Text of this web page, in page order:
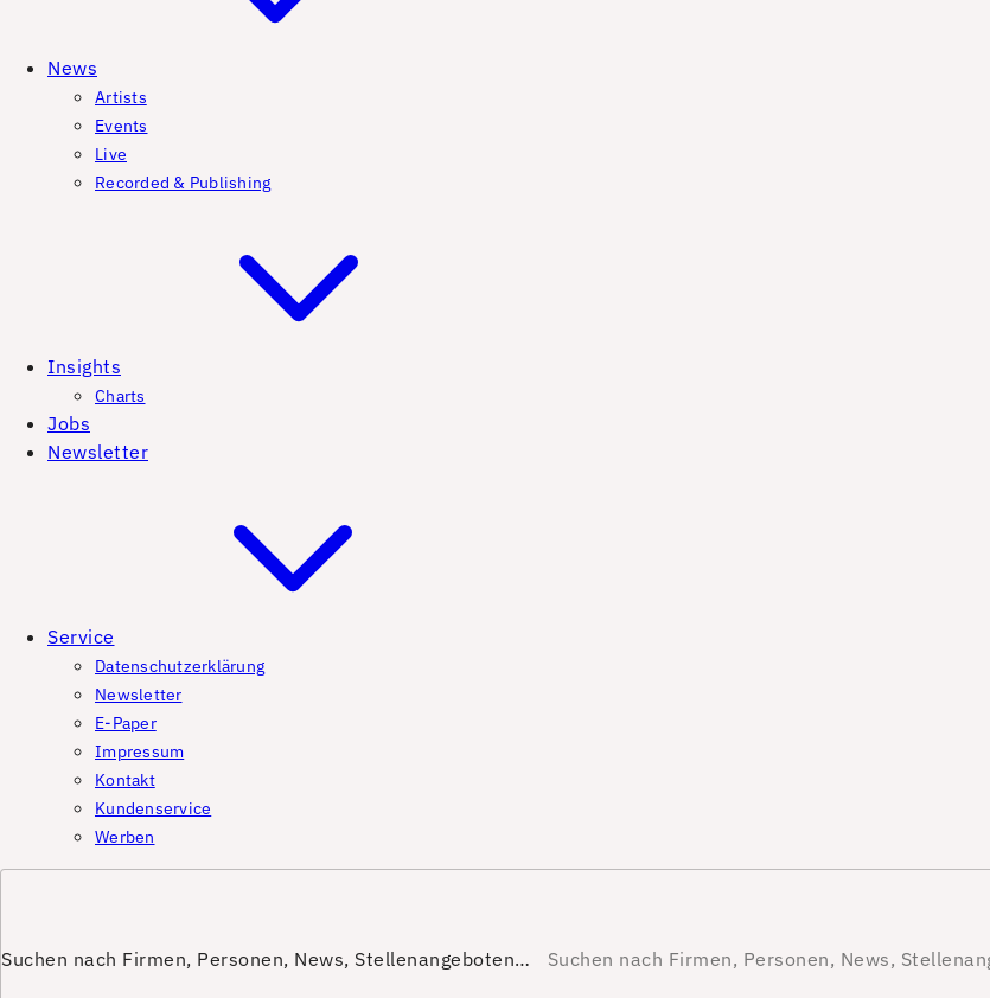
News
Artists
Events
Live
Recorded & Publishing
Insights
Charts
Jobs
Newsletter
Service
Datenschutzerklärung
Newsletter
E-Paper
Impressum
Kontakt
Kundenservice
Werben
Suchen nach Firmen, Personen, News, Stellenangeboten…